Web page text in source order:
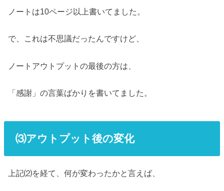
ノートは10ページ以上書いてました。
で、これは不思議だったんですけど、
ノートアウトプットの最後の方は、
「感謝」の言葉ばかりを書いてました。
⑶アウトプット後の変化
上記⑵を経て、何が変わったかと言えば、